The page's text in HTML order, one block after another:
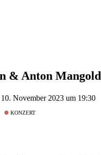
& Anton Mangold
10. November 2023 um 19:30
KONZERT